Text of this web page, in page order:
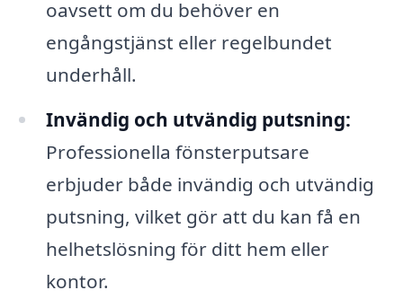
oavsett om du behöver en
engångstjänst eller regelbundet
underhåll.
Invändig och utvändig putsning:
Professionella fönsterputsare
erbjuder både invändig och utvändig
putsning, vilket gör att du kan få en
helhetslösning för ditt hem eller
kontor.